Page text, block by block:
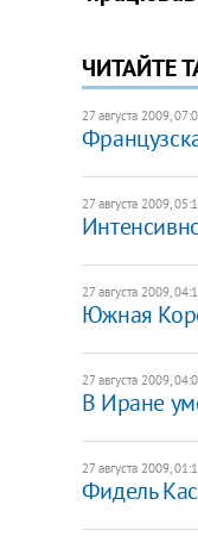
ЧИТАЙТЕ
27 августа 2009,
27 августа 2009,
27 августа 2009,
Южная
27 августа 2009,
В Иране
27 августа 2009,
Фидель